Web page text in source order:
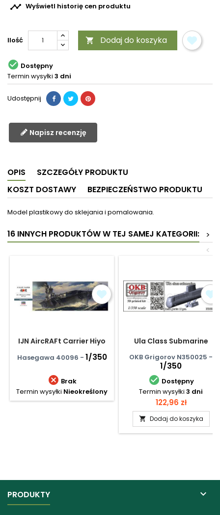
 Wyświetl historię cen produktu
Ilość  Dodaj do koszyka
 Dostępny
Termin wysyłki 3 dni
Udostępnij
Napisz recenzję
OPIS
SZCZEGÓŁY PRODUKTU
KOSZT DOSTAWY
BEZPIECZEŃSTWO PRODUKTU
Model plastikowy do sklejania i pomalowania.
16 INNYCH PRODUKTÓW W TEJ SAMEJ KATEGORII:
>
<
IJN AircRAFt Carrier Hiyo
Hasegawa 40096 - 1/350
 Brak
Termin wysyłki Nieokreślony
Ula Class Submarine
OKB Grigorov N350025 -
1/350
 Dostępny
Termin wysyłki 3 dni
Cena
122,96 zł
 Dodaj do koszyka
PRODUKTY 